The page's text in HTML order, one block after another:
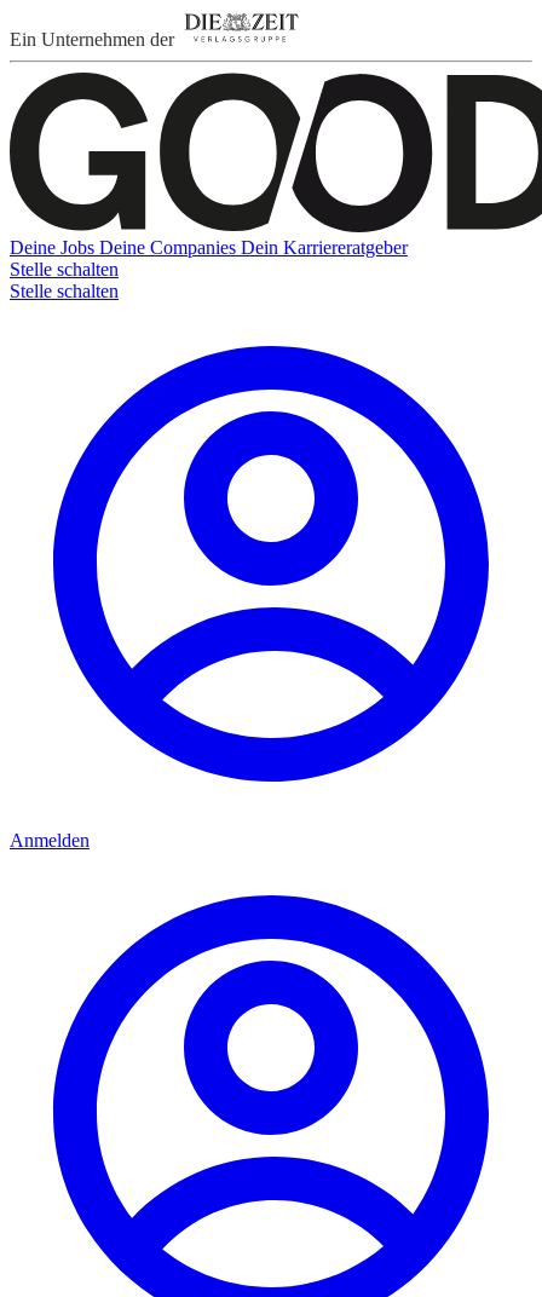
Ein Unternehmen der
Deine Jobs Deine Companies Dein Karriereratgeber
Stelle schalten
Stelle schalten
Anmelden